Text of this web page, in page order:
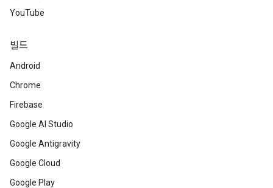
YouTube
빌드
Android
Chrome
Firebase
Google AI Studio
Google Antigravity
Google Cloud
Google Play